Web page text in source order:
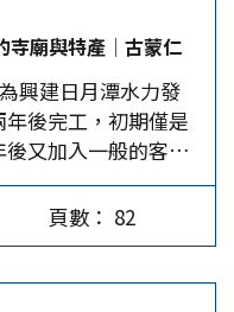
器(HGV)。HGV發
(ICBM)的分導彈頭
的高超音速滑翔
並接近目標攻擊，
羅斯的鋯石飛彈。
航速不如HGV
速(5馬赫)飛行；
，讓敵人無法偵測
關注的軍事理論，
軍部隊。 按照目
上是由現有的四代
在外型上仍與多數
列雷達能取代傳統
描、複雜的環境下
於五代戰機，故成
。 俄國SU-30、
寺廟與特產│古蒙仁
興建日月潭水力發
後完工，初期僅是
又加入一般的客貨
輝煌的一頁。 集
水鄉，沿著濁水溪
純樸而美麗的鄉
頁數： 82